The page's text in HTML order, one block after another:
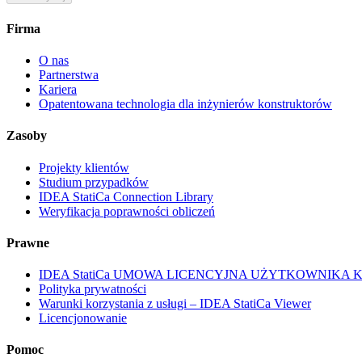
Firma
O nas
Partnerstwa
Kariera
Opatentowana technologia dla inżynierów konstruktorów
Zasoby
Projekty klientów
Studium przypadków
IDEA StatiCa Connection Library
Weryfikacja poprawności obliczeń
Prawne
IDEA StatiCa UMOWA LICENCYJNA UŻYTKOWNIKA
Polityka prywatności
Warunki korzystania z usługi – IDEA StatiCa Viewer
Licencjonowanie
Pomoc